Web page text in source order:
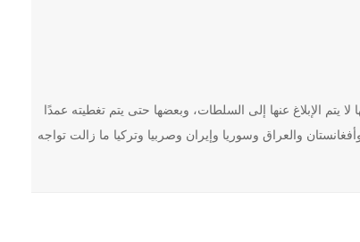
100,000 جريمة شرف سنويًا، وأن معظمها لا يتم الإبلاغ عنها إلى السلطات، وبعضها حتى يتم تغطيته عمدًا
والعراق وسوريا وإيران وصربيا وتركيا ما زالت تواجه